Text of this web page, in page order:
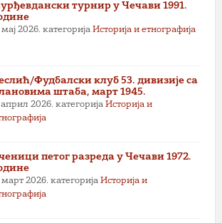
турнир у Чечави 1991.
мај 2026. категорија Историја и етнографија
Фудбалски клуб 53. дивизије са
штаба, март 1945.
април 2026. категорија Историја и
петог разреда у Чечави 1972.
март 2026. категорија Историја и